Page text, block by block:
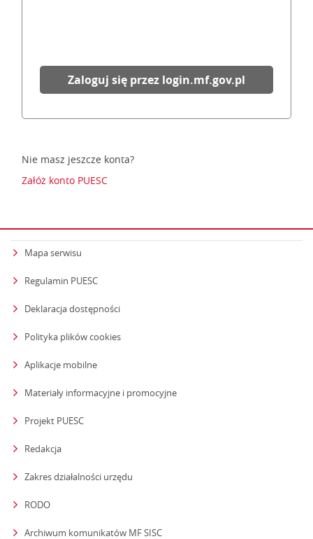
Zaloguj się przez login.mf.gov.pl
Nie masz jeszcze konta?
Załóż konto PUESC
Mapa serwisu
Regulamin PUESC
Deklaracja dostępności
Polityka plików cookies
Aplikacje mobilne
Materiały informacyjne i promocyjne
Projekt PUESC
Redakcja
Zakres działalności urzędu
RODO
Archiwum komunikatów MF SISC